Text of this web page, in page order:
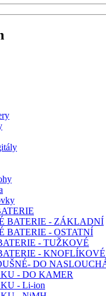
BATERIE - ZÁKLADNÍ
BATERIE - OSTATNÍ
- TUŽKOVÉ
- KNOFLÍKOVÉ
DO
- DO KAMER
- Li-ion